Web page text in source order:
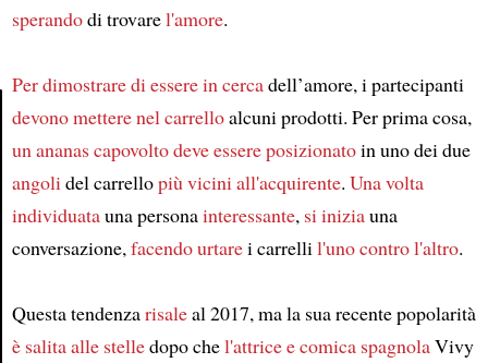
Article
sperandodi trovarel'amore.
Per dimostraredi essere in cercadell’amore, i partecipanti
devono mettere nel carrelloalcuni prodotti. Per prima cosa,
un ananas capovoltodeve essere posizionatoin uno dei due
angoli del carrellopiù vicini all'acquirente. Una volta
individuatauna personainteressante, si iniziauna
conversazione, facendo urtarei carrelli l'uno contro l'altro.
Questa tendenzarisaleal 2017, ma la sua recente popolarità
è salita alle stelledopo chel'attrice e comica spagnolaVivy